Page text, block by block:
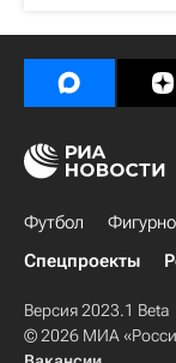
Футбол
Спецпроекты
Версия 2023.1 Beta
© 2026 МИА